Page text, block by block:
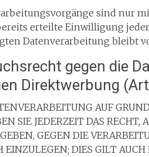
sind nur
erteilte Einwilligung
Datenverarbeitung bleibt
gegen die
Direktwerbung
AUF
SIE JEDERZEIT DAS RECHT,
GEGEN DIE
EINZULEGEN; DIES GILT